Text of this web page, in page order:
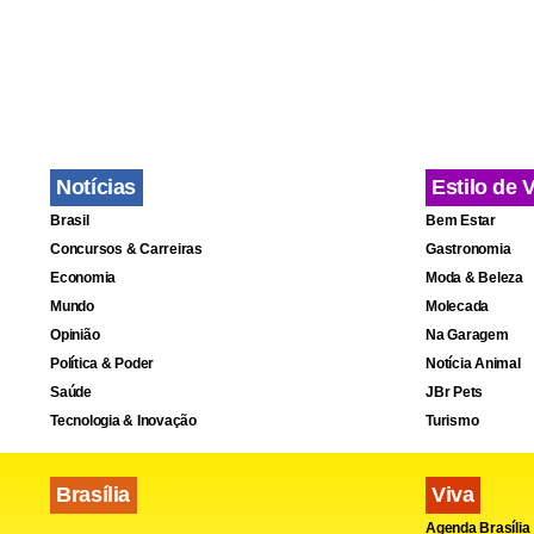
próximos
preparadas
ilegais de
Notícias
Brasil
Concursos & Carreiras
Economia
Mundo
Opinião
Política & Poder
Saúde
Tecnologia & Inovação
Brasília
Estilo de
Bem Estar
Gastronomia
Moda & Beleza
Molecada
Na Garagem
Notícia Animal
JBr Pets
Turismo
Viva
Agenda Brasília